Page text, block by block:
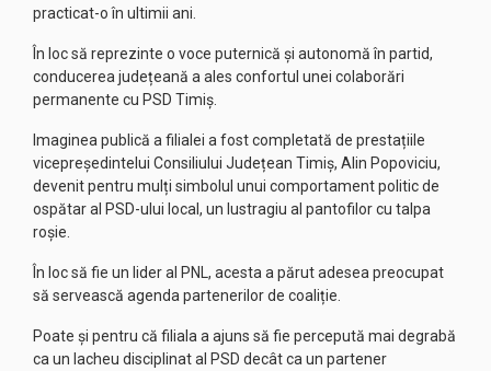
practicat-o în ultimii ani.
În loc să reprezinte o voce puternică și autonomă în partid,
conducerea județeană a ales confortul unei colaborări
permanente cu PSD Timiș.
Imaginea publică a filialei a fost completată de prestațiile
vicepreședintelui Consiliului Județean Timiș, Alin Popoviciu,
devenit pentru mulți simbolul unui comportament politic de
ospătar al PSD-ului local, un lustragiu al pantofilor cu talpa
roșie.
În loc să fie un lider al PNL, acesta a părut adesea preocupat
să servească agenda partenerilor de coaliție.
Poate și pentru că filiala a ajuns să fie percepută mai degrabă
ca un lacheu disciplinat al PSD decât ca un partener